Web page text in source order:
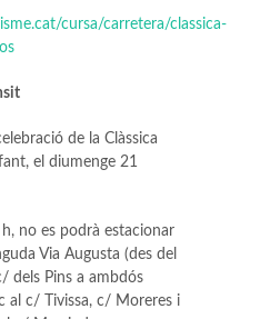
cursa/carretera/classica-
de la Clàssica
el diumenge 21
no es podrà estacionar
Via Augusta (des del
dels Pins a ambdós
al c/ Tivissa, c/ Moreres i